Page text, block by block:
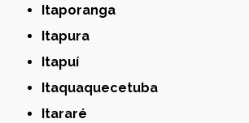
Itaporanga
Itapura
Itapuí
Itaquaquecetuba
Itararé